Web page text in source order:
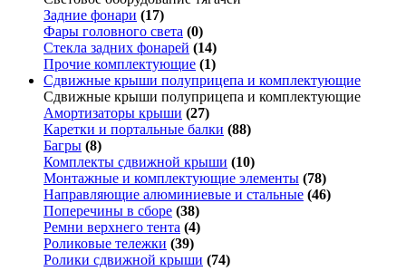
Задние фонари (17)
Фары головного света (0)
Стекла задних фонарей (14)
Прочие комплектующие (1)
Сдвижные крыши полуприцепа и комплектующие
Сдвижные крыши полуприцепа и комплектующие
Амортизаторы крыши (27)
Каретки и портальные балки (88)
Багры (8)
Комплекты сдвижной крыши (10)
Монтажные и комплектующие элементы (78)
Направляющие алюминиевые и стальные (46)
Поперечины в сборе (38)
Ремни верхнего тента (4)
Роликовые тележки (39)
Ролики сдвижной крыши (74)